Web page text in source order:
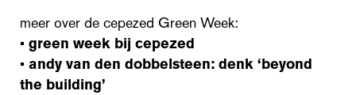
meer over de cepezed Green Week:
• green week bij cepezed
• andy van den dobbelsteen: denk ‘beyond
the building’